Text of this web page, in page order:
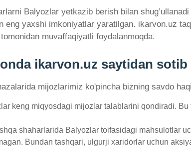
Balyozlar yetkazib berish bilan
yaxshi imkoniyatlar yaratilgan. ikarvon.uz
muvaffaqiyatli foydalanmoqda.
ikarvon.uz saytidan
mijozlarimiz ko'pincha bizning savdo
keng miqyosdagi mijozlar talablarini qondiradi.
shaharlarida Balyozlar toifasidagi mahsulotlar
Bundan tashqari, ulgurji xaridorlar uchun